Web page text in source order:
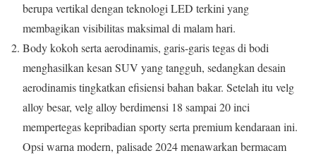
berupa vertikal dengan teknologi LED terkini yang
membagikan visibilitas maksimal di malam hari.
Body kokoh serta aerodinamis, garis-garis tegas di bodi
menghasilkan kesan SUV yang tangguh, sedangkan desain
aerodinamis tingkatkan efisiensi bahan bakar. Setelah itu velg
alloy besar, velg alloy berdimensi 18 sampai 20 inci
mempertegas kepribadian sporty serta premium kendaraan ini.
Opsi warna modern, palisade 2024 menawarkan bermacam